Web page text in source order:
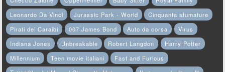
Leonardo Da Vinci
Jurassic Park - World
Cinquanta sfumature
Pirati dei Caraibi
007 James Bond Auto da corsa
Virus
Indiana Jones
Unbreakable Robert Langdon
Harry Potter
Millennium
Teen movie italiani
Fast and Furious